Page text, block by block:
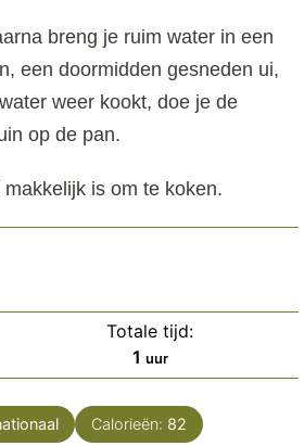
breng je ruim water in een
een doormidden gesneden ui,
weer kookt, doe je de
op de pan.
is om te koken.
Totale tijd:
1 uur
uur
Calorieën: 82